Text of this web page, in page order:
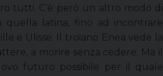
tutti. C’è però un altro modo di
quella latina, fino ad incontrare
e Ulisse. Il troiano Enea vede la
a morire senza cedere. Ma il
futuro possibile per il quale